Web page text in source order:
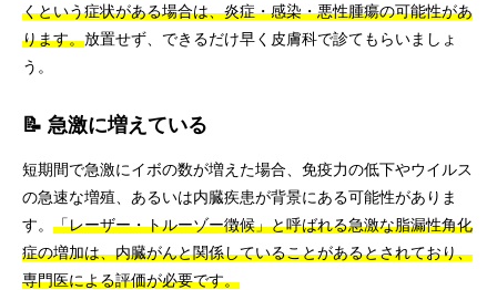
くという症状がある場合は、炎症・感染・悪性腫瘍の可能性があ
ります。放置せず、できるだけ早く皮膚科で診てもらいましょ
う。
📝 急激に増えている
短期間で急激にイボの数が増えた場合、免疫力の低下やウイルス
の急速な増殖、あるいは内臓疾患が背景にある可能性がありま
す。 「レーザー・トルーゾー徴候」と呼ばれる急激な脂漏性角化
症の増加は、内臓がんと関係していることがあるとされており、
専門医による評価が必要です。